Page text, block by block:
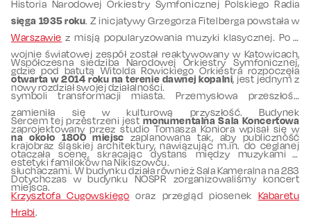
Historia Narodowej Orkiestry Symfonicznej Polskiego Radia
sięga 1935 roku. Z inicjatywy Grzegorza Fitelberga powstała w
Warszawie z misją popularyzowania muzyki klasycznej. Po II
wojnie światowej zespół został reaktywowany w Katowicach,
gdzie pod batutą Witolda Rowickiego Orkiestra rozpoczęła
nowy rozdział swojej działalności.
Współczesna siedziba Narodowej Orkiestry Symfonicznej,
otwarta w 2014 roku na terenie dawnej kopalni, jest jednym z
symboli transformacji miasta. Przemysłowa przeszłość
zamieniła się w kulturową przyszłość. Budynek
zaprojektowany przez studio Tomasza Koniora wpisał się w
krajobraz śląskiej architektury, nawiązując m.in. do ceglanej
estetyki familoków na Nikiszowcu.
Sercem tej przestrzeni jest monumentalna Sala Koncertowa
na około 1800 miejsc zaplanowana tak, aby publiczność
otaczała scenę, skracając dystans między muzykami a
słuchaczami. W budynku działa również Sala Kameralna na 283
miejsca.
Dotychczas w budynku NOSPR zorganizowaliśmy koncert
Krzysztofa Cugowskiego oraz przegląd piosenek Kabaretu
Hrabi.